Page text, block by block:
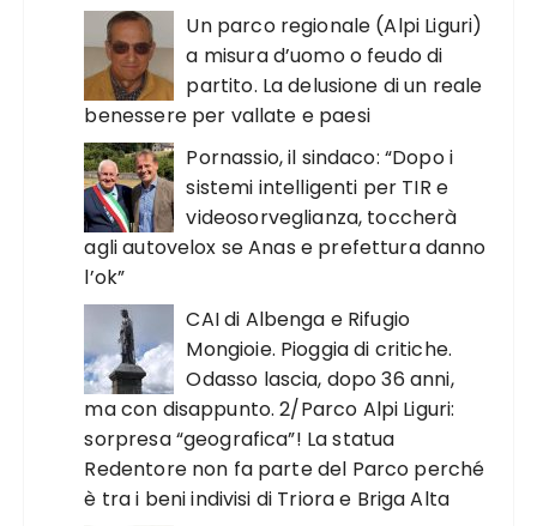
Un parco regionale (Alpi Liguri)
a misura d’uomo o feudo di
partito. La delusione di un reale
benessere per vallate e paesi
Pornassio, il sindaco: “Dopo i
sistemi intelligenti per TIR e
videosorveglianza, toccherà
agli autovelox se Anas e prefettura danno
l’ok”
CAI di Albenga e Rifugio
Mongioie. Pioggia di critiche.
Odasso lascia, dopo 36 anni,
ma con disappunto. 2/Parco Alpi Liguri:
sorpresa “geografica”! La statua
Redentore non fa parte del Parco perché
è tra i beni indivisi di Triora e Briga Alta